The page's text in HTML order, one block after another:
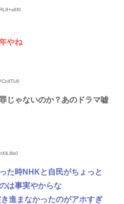
やね
じゃないのか？あのドラマ嘘
た時NHKと自民がちょっと
は事実やからな
進まなかったのがアホすぎ